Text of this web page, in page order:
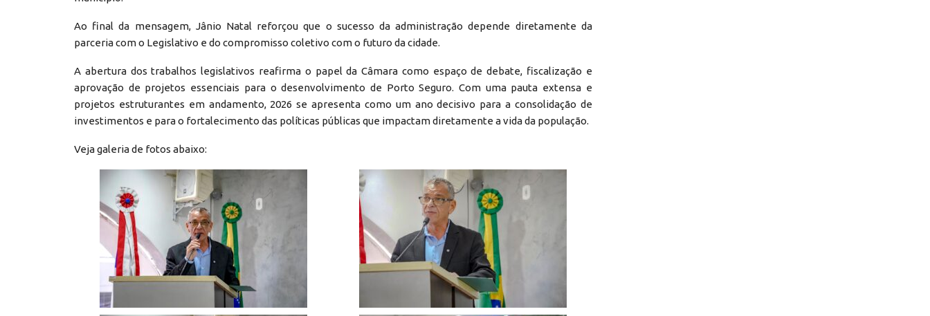
Ao final da mensagem, Jânio Natal reforçou que o sucesso da administração depende diretamente da
parceria com o Legislativo e do compromisso coletivo com o futuro da cidade.
A abertura dos trabalhos legislativos reafirma o papel da Câmara como espaço de debate, fiscalização e
aprovação de projetos essenciais para o desenvolvimento de Porto Seguro. Com uma pauta extensa e
projetos estruturantes em andamento, 2026 se apresenta como um ano decisivo para a consolidação de
investimentos e para o fortalecimento das políticas públicas que impactam diretamente a vida da população.
Veja galeria de fotos abaixo: